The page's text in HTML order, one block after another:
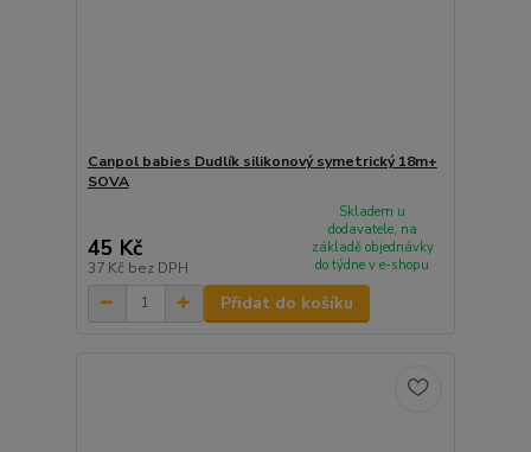
Canpol babies Dudlík silikonový symetrický 18m+
SOVA
45 Kč
37 Kč bez DPH
Skladem u
dodavatele, na
základě objednávky
do týdne v e-shopu
Přidat do košíku